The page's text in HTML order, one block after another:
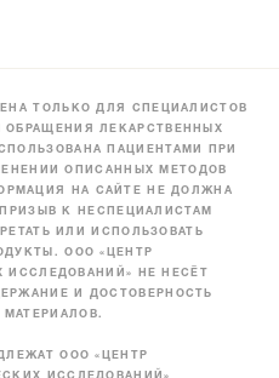
ТОЛЬКО ДЛЯ СПЕЦИАЛИСТОВ
ОБРАЩЕНИЯ ЛЕКАРСТВЕННЫХ
ПАЦИЕНТАМИ ПРИ
ОПИСАННЫХ МЕТОДОВ
НА САЙТЕ НЕ ДОЛЖНА
К НЕСПЕЦИАЛИСТАМ
ИЛИ ИСПОЛЬЗОВАТЬ
ООО «ЦЕНТР
НЕ НЕСЁТ
И ДОСТОВЕРНОСТЬ
ООО «ЦЕНТР